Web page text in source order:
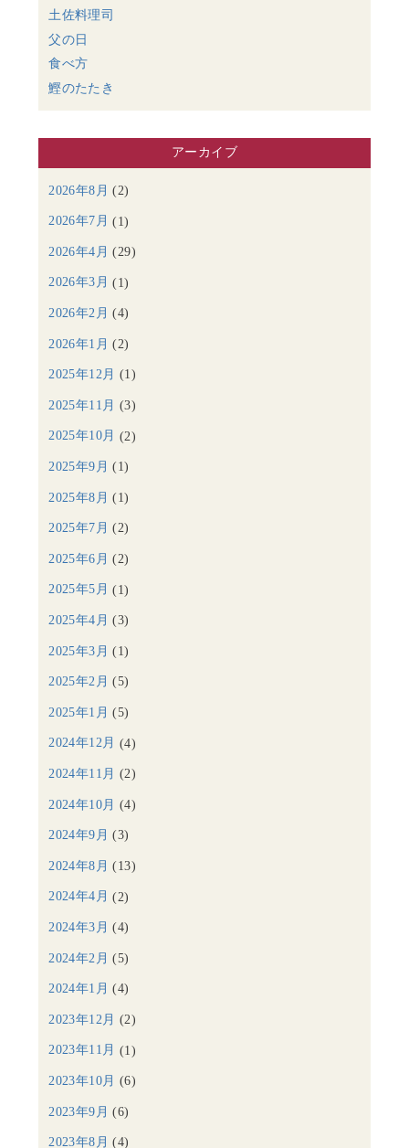
土佐料理司
父の日
食べ方
鰹のたたき
アーカイブ
2026年8月 (2)
2026年7月 (1)
2026年4月 (29)
2026年3月 (1)
2026年2月 (4)
2026年1月 (2)
2025年12月 (1)
2025年11月 (3)
2025年10月 (2)
2025年9月 (1)
2025年8月 (1)
2025年7月 (2)
2025年6月 (2)
2025年5月 (1)
2025年4月 (3)
2025年3月 (1)
2025年2月 (5)
2025年1月 (5)
2024年12月 (4)
2024年11月 (2)
2024年10月 (4)
2024年9月 (3)
2024年8月 (13)
2024年4月 (2)
2024年3月 (4)
2024年2月 (5)
2024年1月 (4)
2023年12月 (2)
2023年11月 (1)
2023年10月 (6)
2023年9月 (6)
2023年8月 (4)